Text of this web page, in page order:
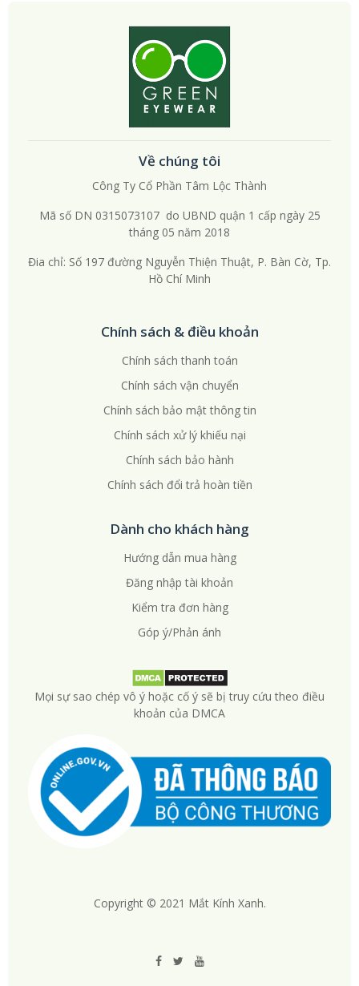
Về chúng tôi
Công Ty Cổ Phần Tâm Lộc Thành
Mã số DN 0315073107 do UBND quận 1 cấp ngày 25
tháng 05 năm 2018
Đia chỉ: Số 197 đường Nguyễn Thiện Thuật, P. Bàn Cờ, Tp.
Hồ Chí Minh
Chính sách & điều khoản
Chính sách thanh toán
Chính sách vận chuyển
Chính sách bảo mật thông tin
Chính sách xử lý khiếu nại
Chính sách bảo hành
Chính sách đổi trả hoàn tiền
Dành cho khách hàng
Hướng dẫn mua hàng
Đăng nhập tài khoản
Kiểm tra đơn hàng
Góp ý/Phản ánh
Mọi sự sao chép vô ý hoặc cố ý sẽ bị truy cứu theo điều
khoản của DMCA
Copyright © 2021 Mắt Kính Xanh.